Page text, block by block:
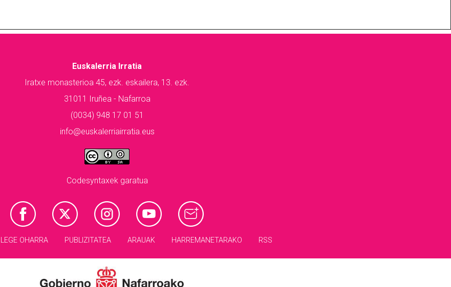
Euskalerria Irratia
Iratxe monasterioa 45, ezk. eskailera, 13. ezk.
31011 Iruñea - Nafarroa
(0034) 948 17 01 51
info@euskalerriairratia.eus
Codesyntaxek garatua
LEGE OHARRA PUBLIZITATEA ARAUAK HARREMANETARAKO RSS